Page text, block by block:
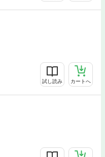
試し読み カートへ